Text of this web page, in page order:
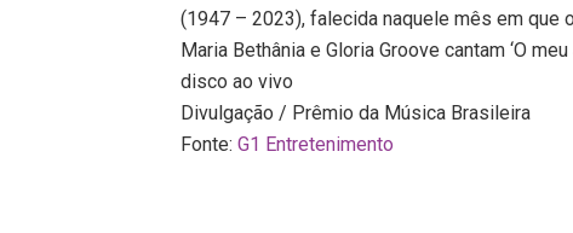
(1947 – 2023), falecida naquele mês em que
Maria Bethânia e Gloria Groove cantam ‘O
disco ao vivo
Divulgação / Prêmio da Música Brasileira
Fonte:G1 Entretenimento